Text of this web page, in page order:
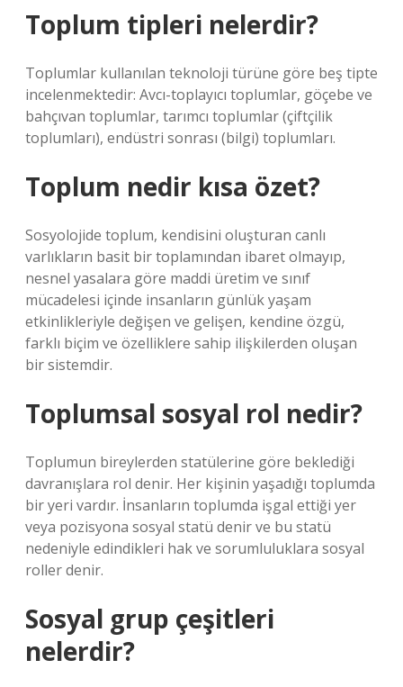
Toplum tipleri nelerdir?
Toplumlar kullanılan teknoloji türüne göre beş tipte
incelenmektedir: Avcı-toplayıcı toplumlar, göçebe ve
bahçıvan toplumlar, tarımcı toplumlar (çiftçilik
toplumları), endüstri sonrası (bilgi) toplumları.
Toplum nedir kısa özet?
Sosyolojide toplum, kendisini oluşturan canlı
varlıkların basit bir toplamından ibaret olmayıp,
nesnel yasalara göre maddi üretim ve sınıf
mücadelesi içinde insanların günlük yaşam
etkinlikleriyle değişen ve gelişen, kendine özgü,
farklı biçim ve özelliklere sahip ilişkilerden oluşan
bir sistemdir.
Toplumsal sosyal rol nedir?
Toplumun bireylerden statülerine göre beklediği
davranışlara rol denir. Her kişinin yaşadığı toplumda
bir yeri vardır. İnsanların toplumda işgal ettiği yer
veya pozisyona sosyal statü denir ve bu statü
nedeniyle edindikleri hak ve sorumluluklara sosyal
roller denir.
Sosyal grup çeşitleri
nelerdir?